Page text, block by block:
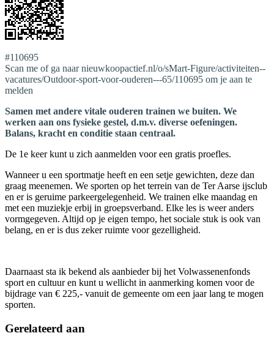
#110695
Scan me of ga naar nieuwkoopactief.nl/o/sMart-Figure/activiteiten--
vacatures/Outdoor-sport-voor-ouderen---65/110695 om je aan te
melden
Samen met andere vitale ouderen trainen we buiten. We
werken aan ons fysieke gestel, d.m.v. diverse oefeningen.
Balans, kracht en conditie staan centraal.
De 1e keer kunt u zich aanmelden voor een gratis proefles.
Wanneer u een sportmatje heeft en een setje gewichten, deze dan
graag meenemen. We sporten op het terrein van de Ter Aarse ijsclub
en er is geruime parkeergelegenheid. We trainen elke maandag en
met een muziekje erbij in groepsverband. Elke les is weer anders
vormgegeven. Altijd op je eigen tempo, het sociale stuk is ook van
belang, en er is dus zeker ruimte voor gezelligheid.
Daarnaast sta ik bekend als aanbieder bij het Volwassenenfonds
sport en cultuur en kunt u wellicht in aanmerking komen voor de
bijdrage van € 225,- vanuit de gemeente om een jaar lang te mogen
sporten.
Gerelateerd aan